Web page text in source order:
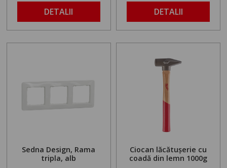
maximă admisă de 500
kg și înălțime reglabilă
de la 1,8 la 2,9 m
DETALII DETALII
Sedna Design, Rama
tripla, alb
Ciocan lăcătușerie cu
coadă din lemn 1000g